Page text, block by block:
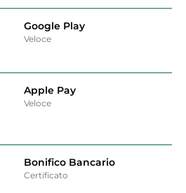
Google Play
Veloce
Apple Pay
Veloce
Bonifico Bancario
Certificato